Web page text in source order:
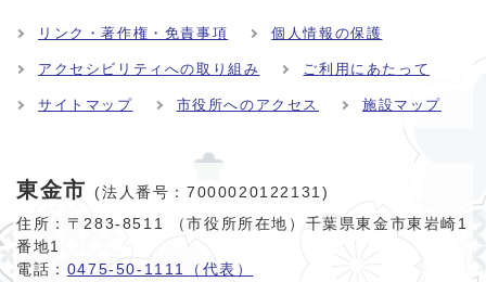
リンク・著作権・免責事項 個人情報の保護
アクセシビリティへの取り組み ご利用にあたって
サイトマップ 市役所へのアクセス 施設マップ
東金市
(法人番号：7000020122131)
住所：〒283-8511 （市役所所在地）千葉県東金市東岩崎1
番地1
電話： 0475-50-1111（代表）